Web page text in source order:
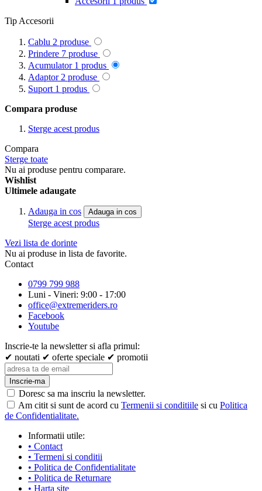
Tip Accesorii
Cablu 2 produse
Prindere 7 produse
Acumulator 1 produs
Adaptor 2 produse
Suport 1 produs
Compara produse
Sterge acest produs
Compara
Sterge toate
Nu ai produse pentru comparare.
Wishlist
Ultimele adaugate
Adauga in cos Adauga in cos
Sterge acest produs
Vezi lista de dorinte
Nu ai produse in lista de favorite.
Contact
0799 799 988
Luni - Vineri: 9:00 - 17:00
office@extremeriders.ro
Facebook
Youtube
Inscrie-te la newsletter si afla primul:
✔ noutati ✔ oferte speciale ✔ promotii
Inscrie-ma
Doresc sa ma inscriu la newsletter.
Am citit si sunt de acord cu Termenii si conditiile si cu Politica
de Confidentialitate.
Informatii utile:
• Contact
• Termeni si conditii
• Politica de Confidentialitate
• Politica de Returnare
• Harta site